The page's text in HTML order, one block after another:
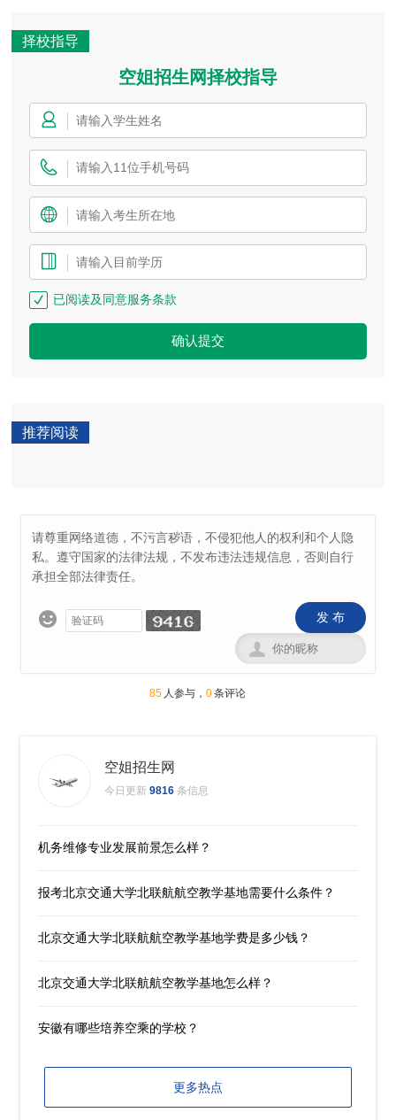
择校指导
空姐招生网择校指导
已阅读及同意服务条款
确认提交
推荐阅读
 发 布

85 人参与，0条评论
空姐招生网
今日更新 9816 条信息
机务维修专业发展前景怎么样？
报考北京交通大学北联航航空教学基地需要什么条件？
北京交通大学北联航航空教学基地学费是多少钱？
北京交通大学北联航航空教学基地怎么样？
安徽有哪些培养空乘的学校？
更多热点